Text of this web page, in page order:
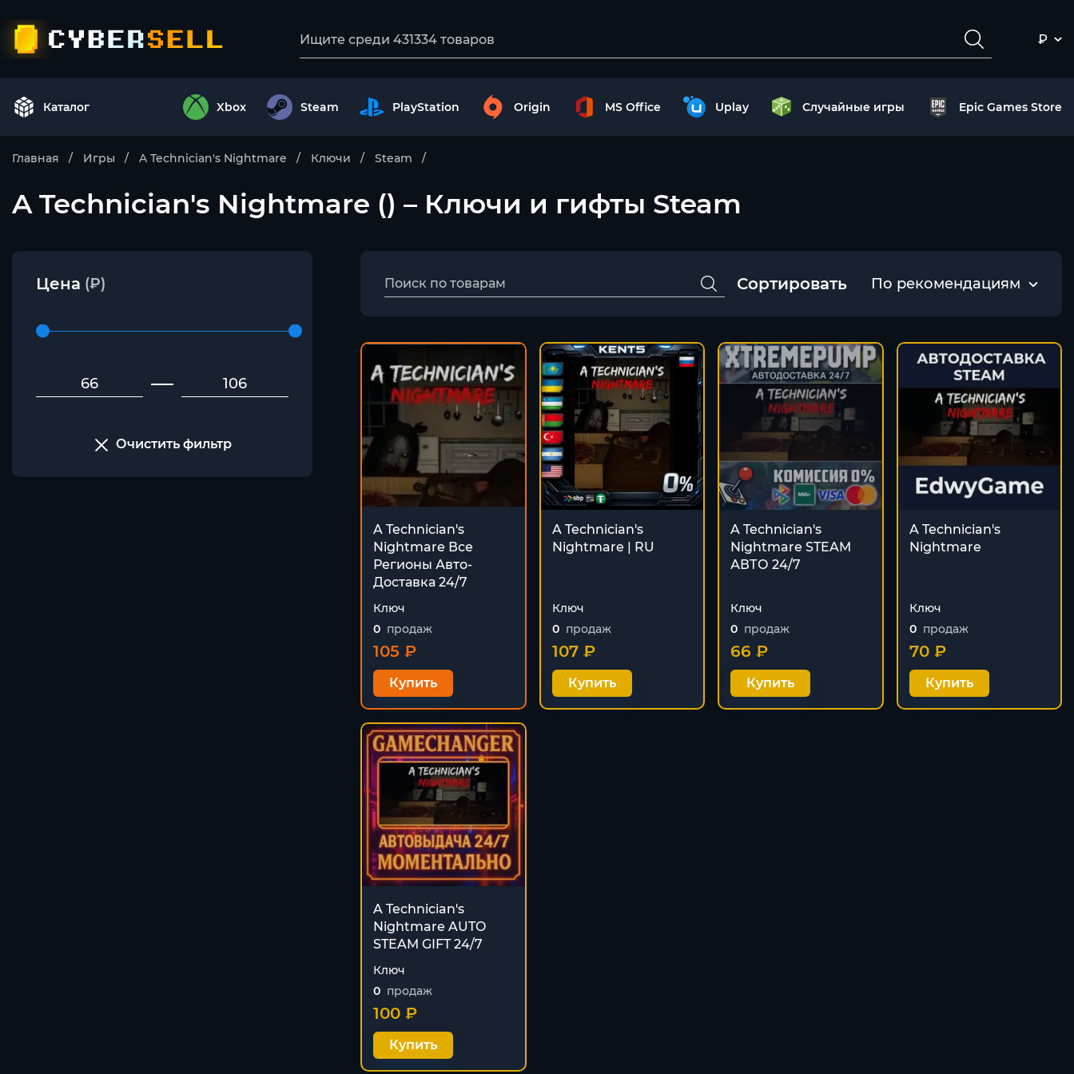
₽
Каталог Xbox Steam PlayStation Origin MS Office Uplay Случайные игры Epic Games Store
Главная Игры A Technician's Nightmare Ключи Steam
A Technician's Nightmare () – Ключи и гифты Steam
Цена (₽)
Очистить фильтр
Сортировать По рекомендациям
A Technician's
Nightmare Все
Регионы Авто-
Доставка 24/7
Ключ
0 продаж
105 ₽
Купить
A Technician's
Nightmare | RU
Ключ
0 продаж
107 ₽
Купить
A Technician's
Nightmare STEAM
АВТО 24/7
Ключ
0 продаж
66 ₽
Купить
A Technician's
Nightmare
Ключ
0 продаж
70 ₽
Купить
A Technician's
Nightmare AUTO
STEAM GIFT 24/7
Ключ
0 продаж
100 ₽
Купить